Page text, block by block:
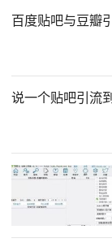
百度贴吧与豆瓣
说一个贴吧引流